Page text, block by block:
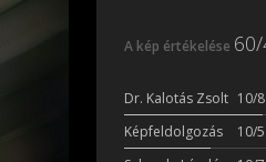
A kép értékelése
Dr. Kalotás Zsolt 10/
Képfeldolgozás
10/